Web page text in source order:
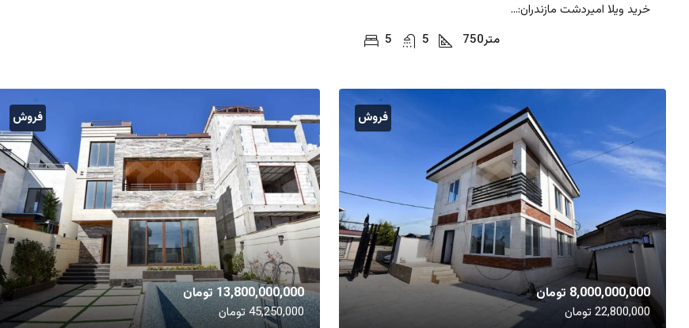
خرید ویلا امیردشت مازندران:...
5
5 750متر
فروش
8,000,000,000 تومان
22,800,000 تومان
فروش
13,800,000,000 تومان
45,250,000 تومان